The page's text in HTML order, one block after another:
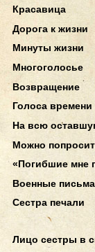
Красавица
Дорога к жизни
Минуты жизни
Многоголосье
Возвращение
Голоса времени
На всю
Можно
«Погибшие мне
Военные письма
Сестра печали
Лицо сестры в